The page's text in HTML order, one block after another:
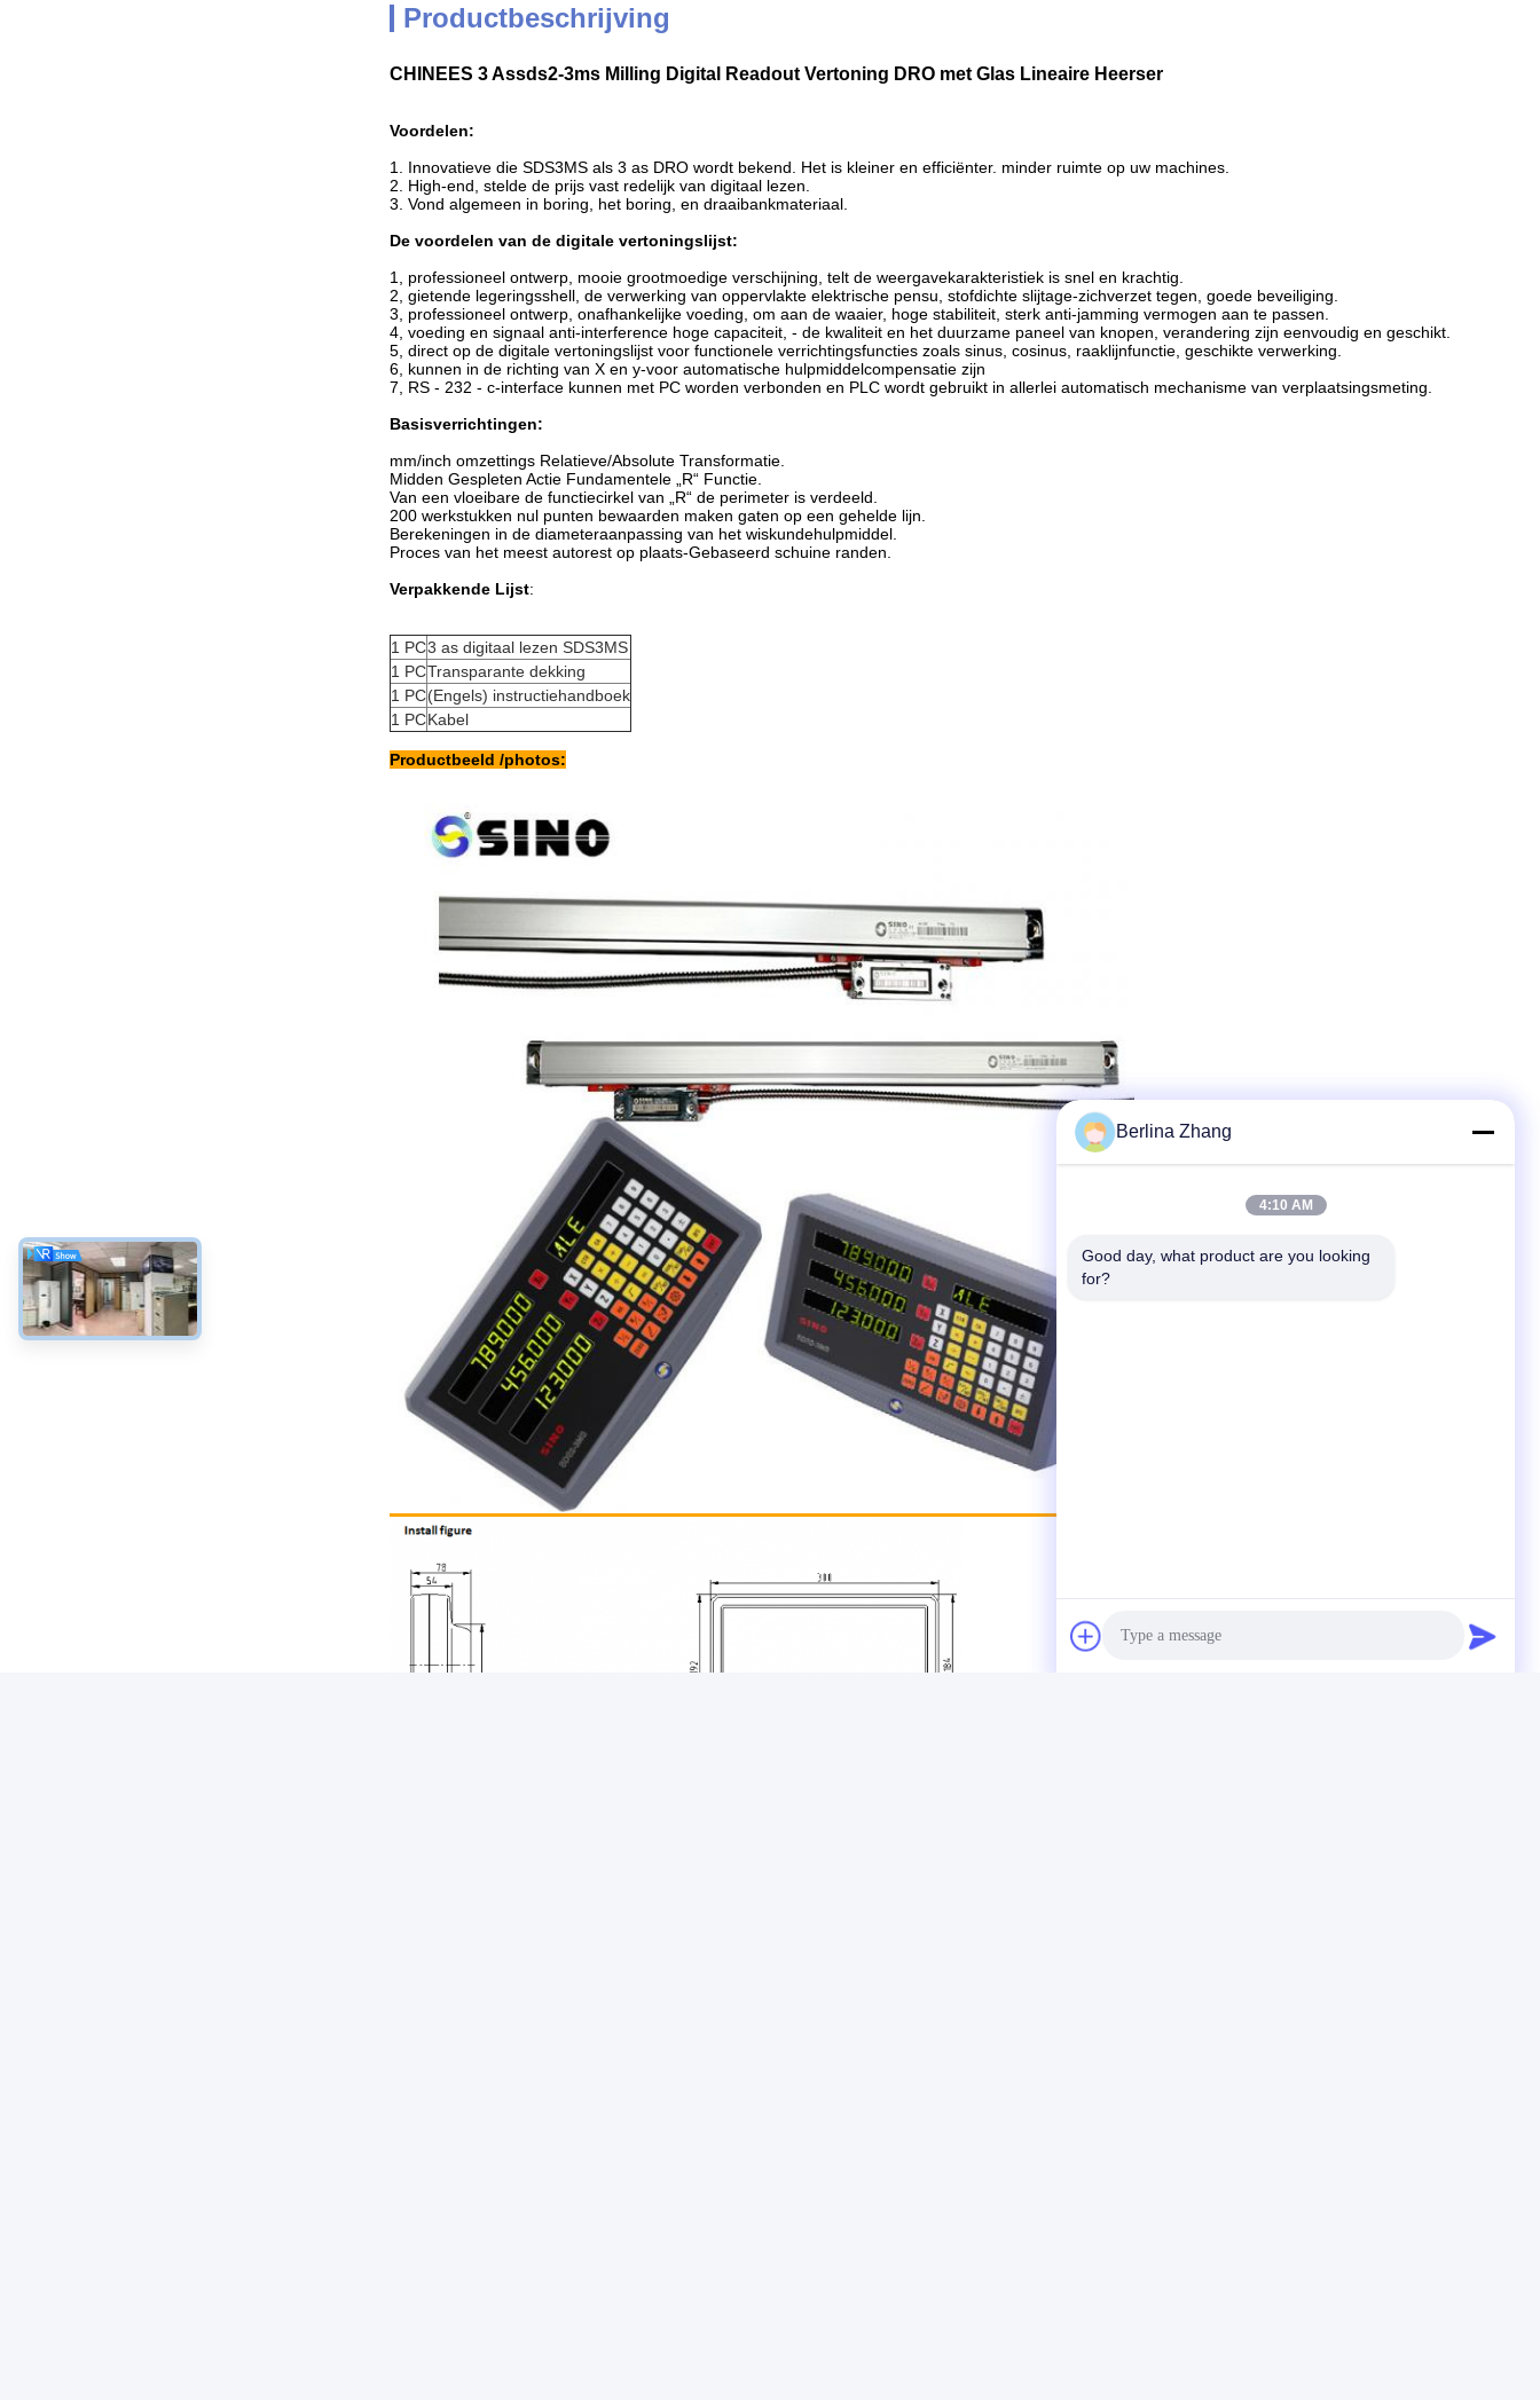
Productbeschrijving
CHINEES 3 Assds2-3ms Milling Digital Readout Vertoning DRO met Glas Lineaire Heerser
Voordelen:
1. Innovatieve die SDS3MS als 3 as DRO wordt bekend. Het is kleiner en efficiënter. minder ruimte op uw machines.
2. High-end, stelde de prijs vast redelijk van digitaal lezen.
3. Vond algemeen in boring, het boring, en draaibankmateriaal.
De voordelen van de digitale vertoningslijst:
1, professioneel ontwerp, mooie grootmoedige verschijning, telt de weergavekarakteristiek is snel en krachtig.
2, gietende legeringsshell, de verwerking van oppervlakte elektrische pensu, stofdichte slijtage-zichverzet tegen, goede beveiliging.
3, professioneel ontwerp, onafhankelijke voeding, om aan de waaier, hoge stabiliteit, sterk anti-jamming vermogen aan te passen.
4, voeding en signaal anti-interference hoge capaciteit, - de kwaliteit en het duurzame paneel van knopen, verandering zijn eenvoudig en geschikt.
5, direct op de digitale vertoningslijst voor functionele verrichtingsfuncties zoals sinus, cosinus, raaklijnfunctie, geschikte verwerking.
6, kunnen in de richting van X en y-voor automatische hulpmiddelcompensatie zijn
7, RS - 232 - c-interface kunnen met PC worden verbonden en PLC wordt gebruikt in allerlei automatisch mechanisme van verplaatsingsmeting.
Basisverrichtingen:
mm/inch omzettings Relatieve/Absolute Transformatie.
Midden Gespleten Actie Fundamentele „R“ Functie.
Van een vloeibare de functiecirkel van „R“ de perimeter is verdeeld.
200 werkstukken nul punten bewaarden maken gaten op een gehelde lijn.
Berekeningen in de diameteraanpassing van het wiskundehulpmiddel.
Proces van het meest autorest op plaats-Gebaseerd schuine randen.
Verpakkende Lijst:
1 PC3 as digitaal lezen SDS3MS
1 PCTransparante dekking
1 PC(Engels) instructiehandboek
1 PCKabel
Productbeeld /photos:
Berlina Zhang
4:10 AM
Good day, what product are you looking
for?